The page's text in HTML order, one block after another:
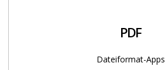
PDF
Dateiformat-Apps